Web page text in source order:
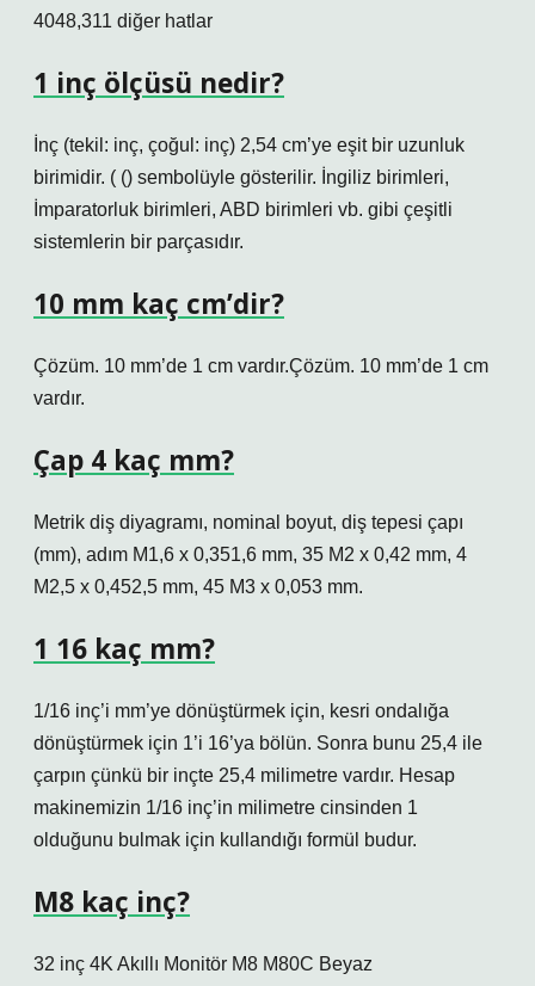
4048,311 diğer hatlar
1 inç ölçüsü nedir?
İnç (tekil: inç, çoğul: inç) 2,54 cm’ye eşit bir uzunluk
birimidir. ( () sembolüyle gösterilir. İngiliz birimleri,
İmparatorluk birimleri, ABD birimleri vb. gibi çeşitli
sistemlerin bir parçasıdır.
10 mm kaç cm’dir?
Çözüm. 10 mm’de 1 cm vardır.Çözüm. 10 mm’de 1 cm
vardır.
Çap 4 kaç mm?
Metrik diş diyagramı, nominal boyut, diş tepesi çapı
(mm), adım M1,6 x 0,351,6 mm, 35 M2 x 0,42 mm, 4
M2,5 x 0,452,5 mm, 45 M3 x 0,053 mm.
1 16 kaç mm?
1/16 inç’i mm’ye dönüştürmek için, kesri ondalığa
dönüştürmek için 1’i 16’ya bölün. Sonra bunu 25,4 ile
çarpın çünkü bir inçte 25,4 milimetre vardır. Hesap
makinemizin 1/16 inç’in milimetre cinsinden 1
olduğunu bulmak için kullandığı formül budur.
M8 kaç inç?
32 inç 4K Akıllı Monitör M8 M80C Beyaz